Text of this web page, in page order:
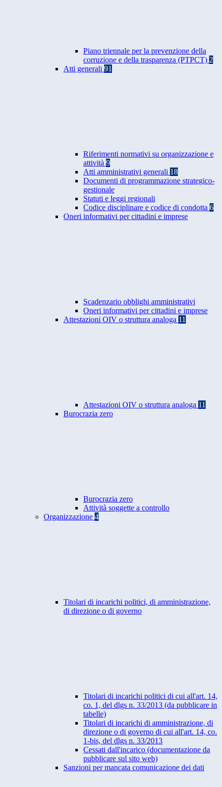
Piano triennale per la prevenzione della
corruzione e della trasparenza (PTPCT) 2
Atti generali 91
Riferimenti normativi su organizzazione e
attività 9
Atti amministrativi generali 18
Documenti di programmazione strategico-
gestionale
Statuti e leggi regionali
Codice disciplinare e codice di condotta 6
Oneri informativi per cittadini e imprese
Scadenzario obblighi amministrativi
Oneri informativi per cittadini e imprese
Attestazioni OIV o struttura analoga 11
Attestazioni OIV o struttura analoga 11
Burocrazia zero
Burocrazia zero
Attività soggette a controllo
Organizzazione 4
Titolari di incarichi politici, di amministrazione,
di direzione o di governo
Titolari di incarichi politici di cui all'art. 14,
co. 1, del dlgs n. 33/2013 (da pubblicare in
tabelle)
Titolari di incarichi di amministrazione, di
direzione o di governo di cui all'art. 14, co.
1-bis, del dlgs n. 33/2013
Cessati dall'incarico (documentazione da
pubblicare sul sito web)
Sanzioni per mancata comunicazione dei dati